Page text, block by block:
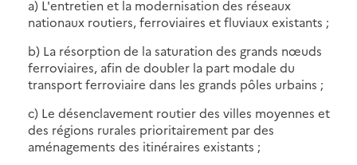
a) L'entretien et la modernisation des réseaux
nationaux routiers, ferroviaires et fluviaux existants ;
b) La résorption de la saturation des grands nœuds
ferroviaires, afin de doubler la part modale du
transport ferroviaire dans les grands pôles urbains ;
c) Le désenclavement routier des villes moyennes et
des régions rurales prioritairement par des
aménagements des itinéraires existants ;